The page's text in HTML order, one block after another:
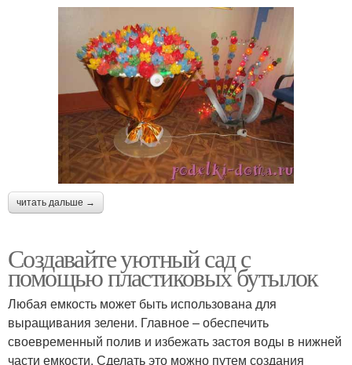
читать дальше →
Создавайте уютный сад с
помощью пластиковых бутылок
Любая емкость может быть использована для
выращивания зелени. Главное – обеспечить
своевременный полив и избежать застоя воды в нижней
части емкости. Сделать это можно путем создания